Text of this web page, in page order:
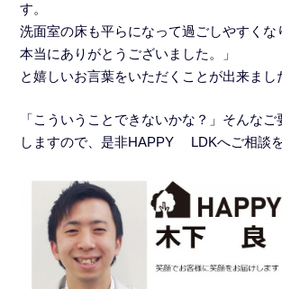
す。
洗面室の床も平らになって過ごしやすくな
本当にありがとうございました。」
と嬉しいお言葉をいただくことが出来まし
「こういうことできないかな？」そんなご
しますので、是非HAPPY LDKへご相談を